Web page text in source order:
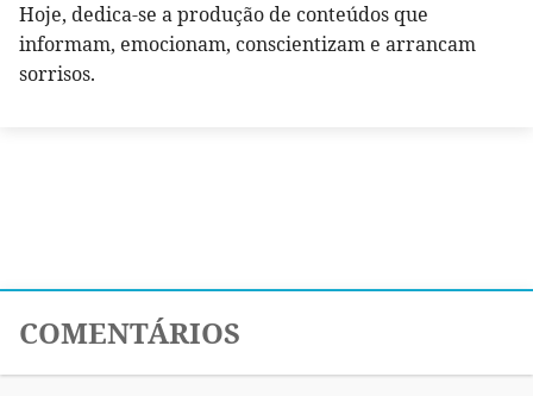
Hoje, dedica-se a produção de conteúdos que
informam, emocionam, conscientizam e arrancam
sorrisos.
COMENTÁRIOS